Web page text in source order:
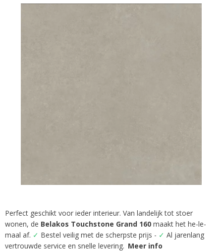
Ga
naar
het
begin
Perfect geschikt voor ieder interieur. Van landelijk tot stoer
wonen, de Belakos Touchstone Grand 160 maakt het he-le-
maal af. ✓ Bestel veilig met de scherpste prijs - ✓ Al jarenlang
vertrouwde service en snelle levering. Meer info